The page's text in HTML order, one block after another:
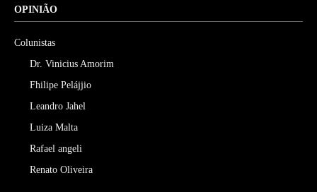
OPINIÃO
Colunistas
Dr. Vinicius Amorim
Fhilipe Pelájjio
Leandro Jahel
Luiza Malta
Rafael angeli
Renato Oliveira